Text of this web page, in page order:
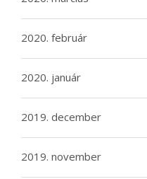
2020. február
2020. január
2019. december
2019. november